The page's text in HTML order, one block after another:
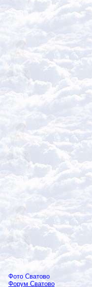
Фото Сватово
Форум Сватово